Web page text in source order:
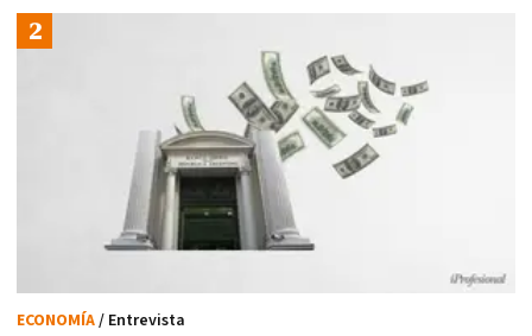
ECONOMÍA/ Entrevista